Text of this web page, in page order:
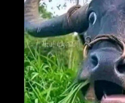
算過
法律 糾紛帶到斯洛維尼
和解的代價是 5000 萬美
TMZ 透露，Anamaria 已
訴訟，並要求 4000 萬美
測，剩下的 1000 萬美元
兒提出的。